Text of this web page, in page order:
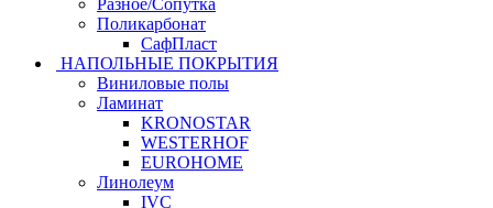
Разное/Сопутка
Поликарбонат
СафПласт
НАПОЛЬНЫЕ ПОКРЫТИЯ
Виниловые полы
Ламинат
KRONOSTAR
WESTERHOF
EUROHOME
Линолеум
IVC